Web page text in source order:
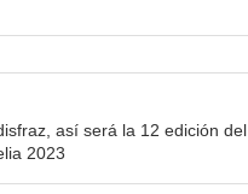
así será la 12 edición del
2023